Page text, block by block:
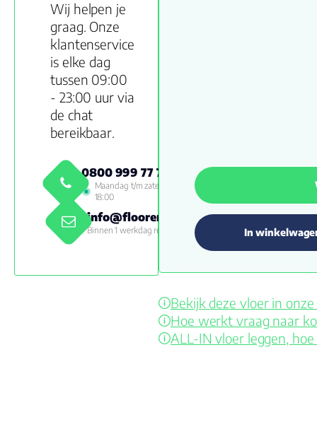
Wij helpen je
graag. Onze
klantenservice
is elke dag
tussen 09:00
- 23:00 uur via
de chat
bereikbaar.
0800 999 77 79
Maandag t/m zaterdag 09:00 -
18:00
info@floorenmore.nl
Binnen 1 werkdag reactie In
Bekijk deze vloer in
Hoe werkt vraag naar
ALL-IN vloer leggen,